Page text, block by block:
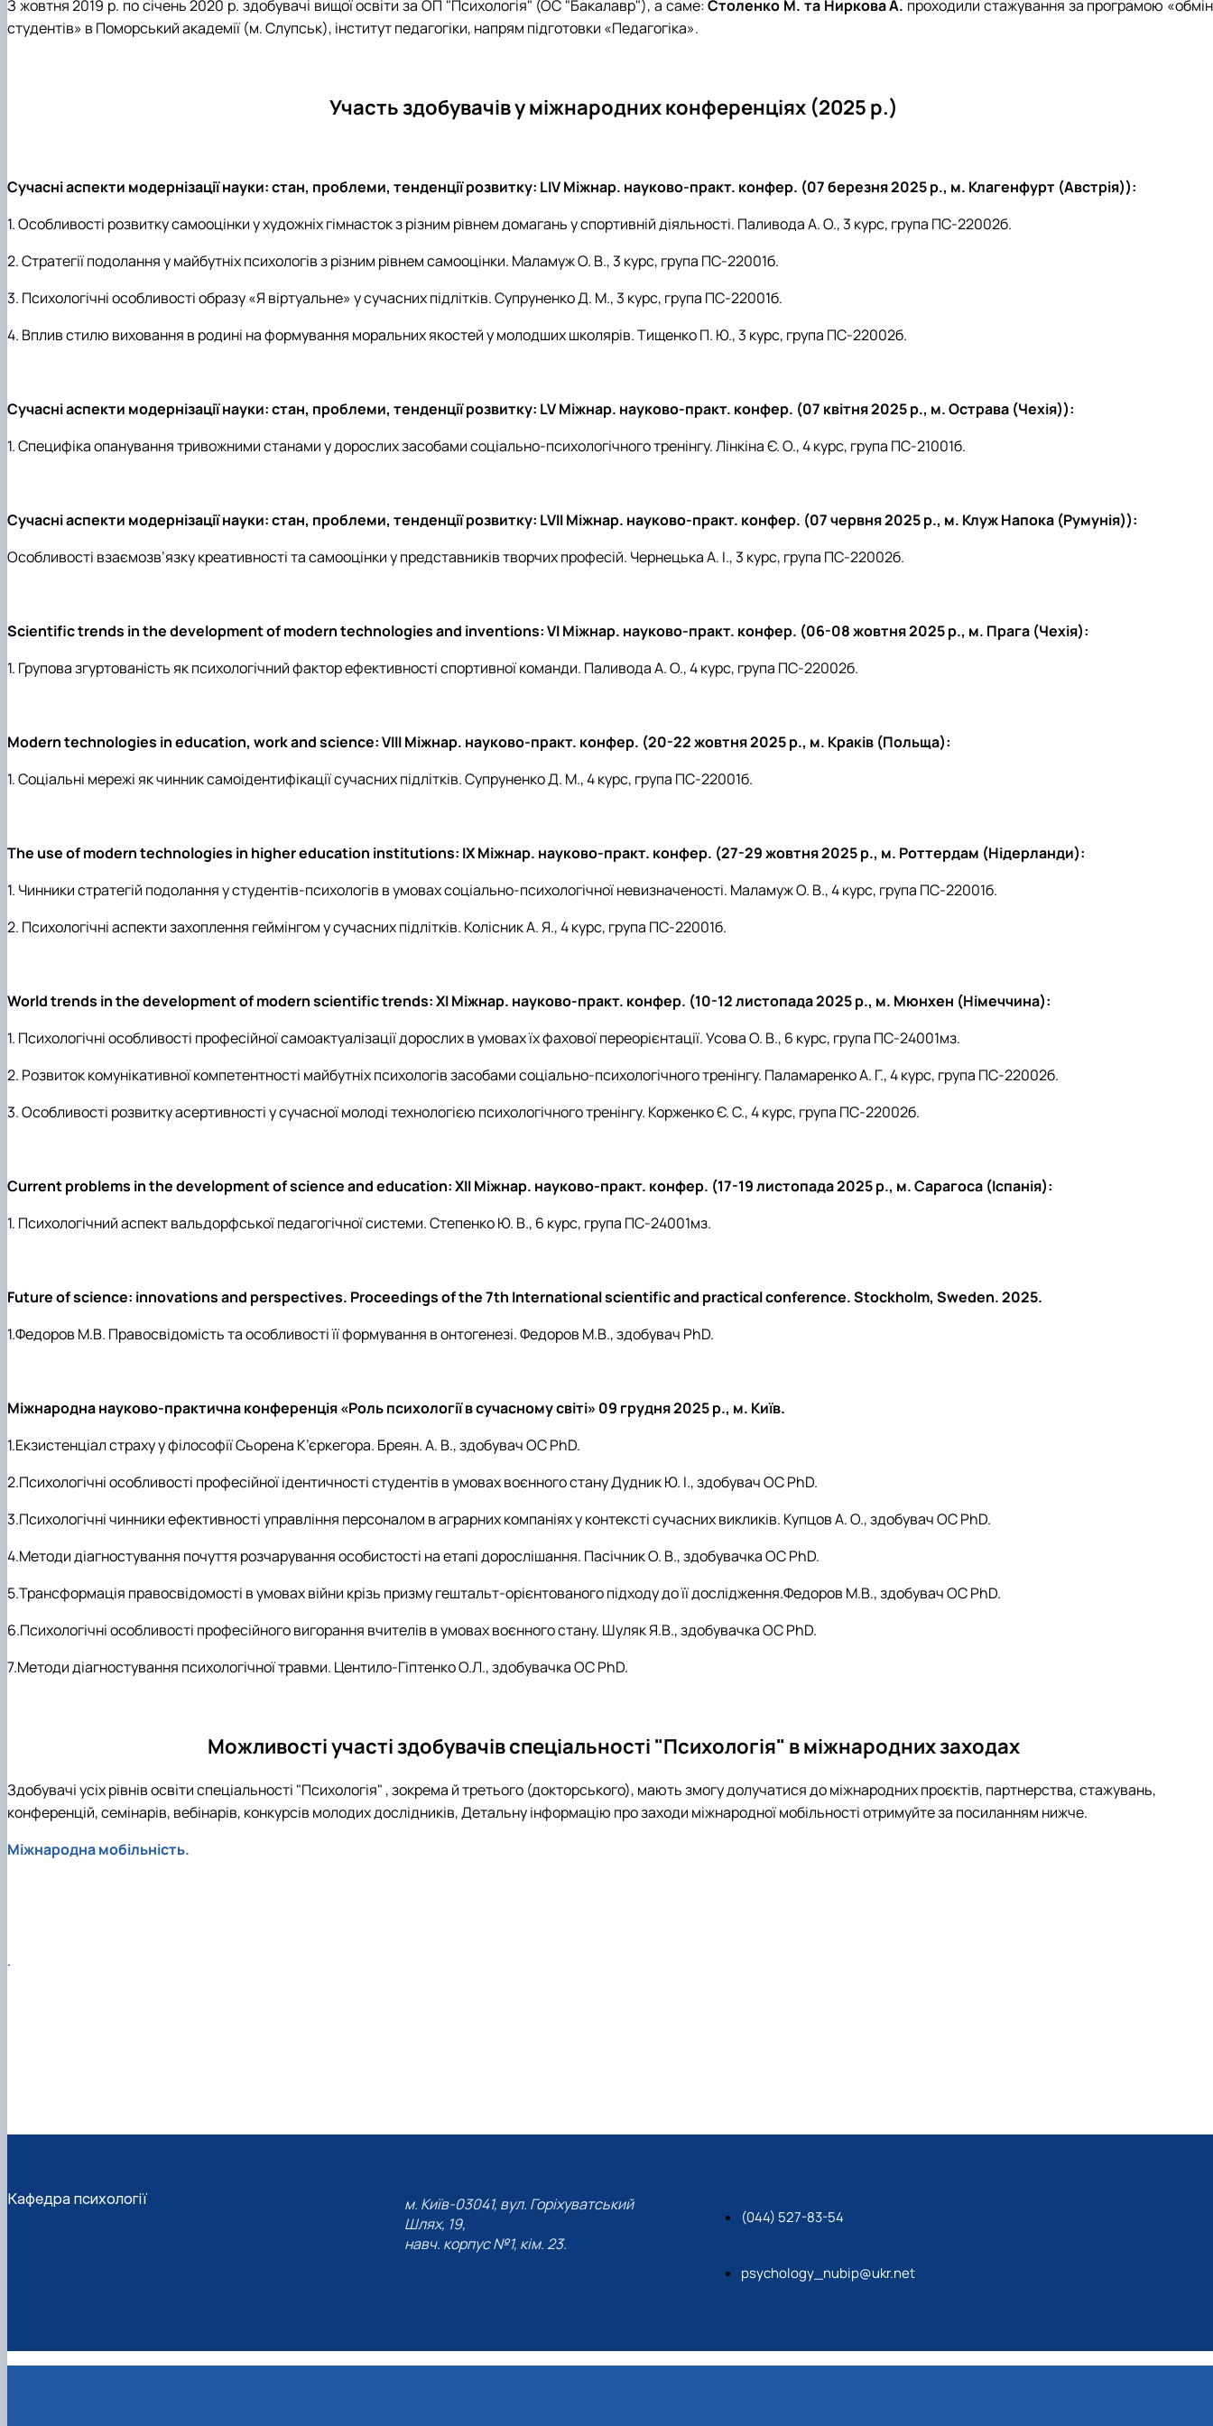
З жовтня 2019 р. по січень 2020 р. здобувачі вищої освіти за ОП "Психологія" (ОС "Бакалавр"), а саме:Столенко М. та Ниркова А. проходили стажування за програмою
студентів» в Поморський академії (м. Слупськ), інститут педагогіки, напрям підготовки «Педагогіка».
Участь здобувачів у міжнародних конференціях (2025 р.)
Сучасні аспекти модернізації науки: стан, проблеми, тенденції розвитку: LІV Міжнар. науково-практ. конфер. (07 березня 2025 р., м. Клагенфурт (Австрія)):
1. Особливості розвитку самооцінки у художніх гімнасток з різним рівнем домагань у спортивній діяльності. Паливода А. О., 3 курс, група ПС-22002б.
2. Стратегії подолання у майбутніх психологів з різним рівнем самооцінки. Маламуж О. В., 3 курс, група ПС-22001б.
3. Психологічні особливості образу «Я віртуальне» у сучасних підлітків. Супруненко Д. М., 3 курс, група ПС-22001б.
4. Вплив стилю виховання в родині на формування моральних якостей у молодших школярів. Тищенко П. Ю., 3 курс, група ПС-22002б.
Сучасні аспекти модернізації науки: стан, проблеми, тенденції розвитку: LV Міжнар. науково-практ. конфер. (07 квітня 2025 р., м. Острава (Чехія)):
1. Специфіка опанування тривожними станами у дорослих засобами соціально-психологічного тренінгу. Лінкіна Є. О., 4 курс, група ПС-21001б.
Сучасні аспекти модернізації науки: стан, проблеми, тенденції розвитку: LVІІ Міжнар. науково-практ. конфер. (07 червня 2025 р., м. Клуж Напока (Румунія)):
Особливості взаємозв’язку креативності та самооцінки у представників творчих професій. Чернецька А. І., 3 курс, група ПС-22002б.
Scientific trends in the development of modern technologies and inventions: VІ Міжнар. науково-практ. конфер. (06-08 жовтня 2025 р., м. Прага (Чехія):
1. Групова згуртованість як психологічний фактор ефективності спортивної команди. Паливода А. О., 4 курс, група ПС-22002б.
Modern technologies in education, work and science: VІІІ Міжнар. науково-практ. конфер. (20-22 жовтня 2025 р., м. Краків (Польща):
1. Соціальні мережі як чинник самоідентифікації сучасних підлітків. Супруненко Д. М., 4 курс, група ПС-22001б.
The use of modern technologies in higher education institutions: ІХ Міжнар. науково-практ. конфер. (27-29 жовтня 2025 р., м. Роттердам (Нідерланди):
1. Чинники стратегій подолання у студентів-психологів в умовах соціально-психологічної невизначеності. Маламуж О. В., 4 курс, група ПС-22001б.
2. Психологічні аспекти захоплення геймінгом у сучасних підлітків. Колісник А. Я., 4 курс, група ПС-22001б.
World trends in the development of modern scientific trends: ХІ Міжнар. науково-практ. конфер. (10-12 листопада 2025 р., м. Мюнхен (Німеччина):
1. Психологічні особливості професійної самоактуалізації дорослих в умовах їх фахової переорієнтації. Усова О. В., 6 курс, група ПС-24001мз.
2. Розвиток комунікативної компетентності майбутніх психологів засобами соціально-психологічного тренінгу. Паламаренко А. Г., 4 курс, група ПС-22002б.
3. Особливості розвитку асертивності у сучасної молоді технологією психологічного тренінгу. Корженко Є. С., 4 курс, група ПС-22002б.
Current problems in the development of science and education: ХІІ Міжнар. науково-практ. конфер. (17-19 листопада 2025 р., м. Сарагоса (Іспанія):
1. Психологічний аспект вальдорфської педагогічної системи. Степенко Ю. В., 6 курс, група ПС-24001мз.
Future of science: innovations and perspectives. Proceedings of the 7th International scientific and practical conference. Stockholm, Sweden. 2025.
1.Федоров М.В. Правосвідомість та особливості її формування в онтогенезі. Федоров М.В., здобувач PhD.
Міжнародна науково-практична конференція «Роль психології в сучасному світі» 09 грудня 2025 р., м. Київ.
1.Екзистенціал страху у філософії Сьорена К’єркегора. Бреян. А. В., здобувач ОС PhD.
2.Психологічні особливості професійної ідентичності студентів в умовах воєнного стануДудник Ю. І.,здобувач ОС PhD.
3.Психологічні чинники ефективності управління персоналом в аграрних компаніях у контексті сучасних викликів. Купцов А. О.,здобувач ОС PhD.
4.Методи діагностування почуття розчарування особистості на етапі дорослішання. Пасічник О. В., здобувачка ОС PhD.
5.Трансформація правосвідомості в умовах війни крізь призму гештальт-орієнтованого підходу до її дослідження.Федоров М.В., здобувач ОС PhD.
6.Психологічні особливості професійного вигорання вчителів в умовах воєнного стану. Шуляк Я.В.,здобувачка ОС PhD.
7.Методи діагностування психологічної травми. Центило-Гіптенко О.Л., здобувачка ОС PhD.
Можливості участі здобувачів спеціальності "Психологія" в міжнародних заходах
Здобувачі усіх рівнів освіти спеціальності "Психологія" , зокрема й третього (докторського), мають змогу долучатися до міжнародних проєктів, партнерства, стажувань,
конференцій, семінарів, вебінарів, конкурсів молодих дослідників, Детальну інформацію про заходи міжнародної мобільності отримуйте за посиланням нижче.
Міжнародна мобільність.
.
Кафедра психології
м. Київ-03041, вул. Горіхуватський
Шлях, 19,
навч. корпус №1, кім. 23.
(044) 527-83-54
psychology_nubip@ukr.net